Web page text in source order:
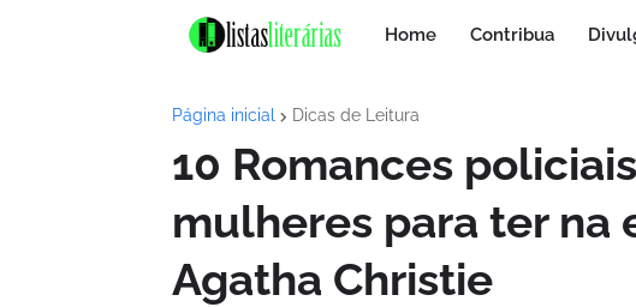
Home Contribua
Página inicial Dicas de Leitura
10 Romances
mulheres para ter na
Agatha Christie